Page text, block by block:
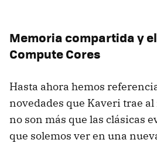
Memoria compartida y
Compute Cores
Hasta ahora hemos
novedades que Kaveri trae
no son más que las clásicas
que solemos ver en una